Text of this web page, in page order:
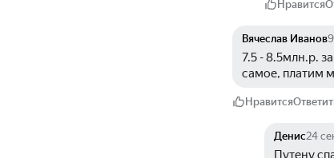
Нравится
Вячеслав Иванов
7.5 - 8.5млн.р.
самое, платим
Нравится
Денис24
Путену